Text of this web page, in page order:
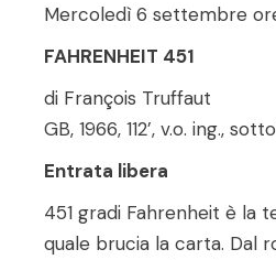
Mercoledì 6 settembre
FAHRENHEIT 451
di François Truffaut
GB, 1966, 112’, v.o. ing.,
Entrata libera
451 gradi Fahrenheit è la
quale brucia la carta. Dal